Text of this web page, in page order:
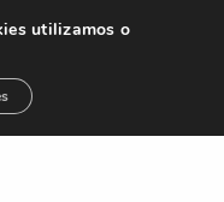
utilizamos o